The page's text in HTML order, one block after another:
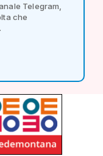
Telegram,
che